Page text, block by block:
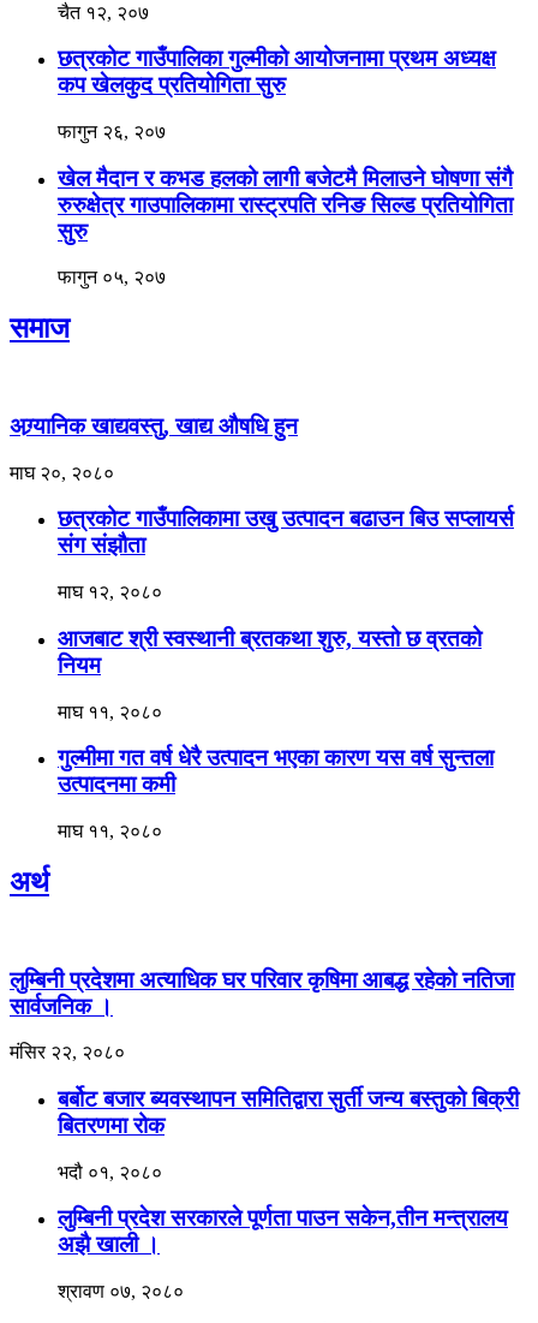
चैत १२, २०७
छत्रकोट गाउँपालिका गुल्मीको आयोजनामा प्रथम अध्यक्ष
कप खेलकुद प्रतियोगिता सुरु
फागुन २६, २०७
खेल मैदान र कभड हलको लागी बजेटमै मिलाउने घोषणा संगै
रुरुक्षेत्र गाउपालिकामा रास्ट्रपति रनिङ सिल्ड प्रतियोगिता
सुरु
फागुन ०५, २०७
समाज
अग्र्यानिक खाद्यवस्तु, खाद्य औषधि हुन
माघ २०, २०८०
छत्रकोट गाउँपालिकामा उखु उत्पादन बढाउन बिउ सप्लायर्स
संग संझौता
माघ १२, २०८०
आजबाट श्री स्वस्थानी ब्रतकथा शुरु, यस्तो छ व्रतको
नियम
माघ ११, २०८०
गुल्मीमा गत वर्ष धेरै उत्पादन भएका कारण यस वर्ष सुन्तला
उत्पादनमा कमी
माघ ११, २०८०
अर्थ
लुम्बिनी प्रदेशमा अत्याधिक घर परिवार कृषिमा आबद्ध रहेको नतिजा
सार्वजनिक ।
मंसिर २२, २०८०
बर्बोट बजार ब्यवस्थापन समितिद्वारा सुर्ती जन्य बस्तुको बिक्री
बितरणमा रोक
भदौ ०१, २०८०
लुम्बिनी प्रदेश सरकारले पूर्णता पाउन सकेन,तीन मन्त्रालय
अझै खाली ।
श्रावण ०७, २०८०